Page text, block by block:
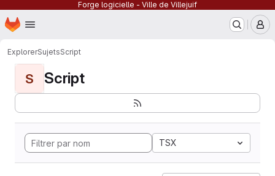
Forge logicielle - Ville de Villejuif
Passer au contenu principal
Page d'accueil
ExplorerSujetsScript
S Script
TSX